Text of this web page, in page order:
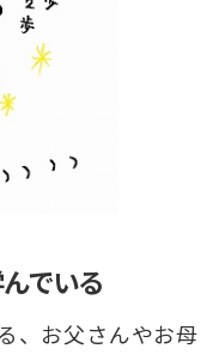
でいる
、お父さんやお母